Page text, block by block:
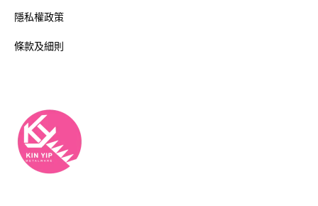
隱私權政策
條款及細則